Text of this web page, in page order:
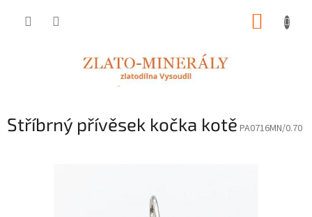
Stříbrný přívěsek kočka kotě PA0716MN/0.70